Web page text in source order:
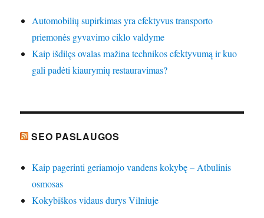
Automobilių supirkimas yra efektyvus transporto
priemonės gyvavimo ciklo valdyme
Kaip išdilęs ovalas mažina technikos efektyvumą ir kuo
gali padėti kiaurymių restauravimas?
SEO PASLAUGOS
Kaip pagerinti geriamojo vandens kokybę – Atbulinis
osmosas
Kokybiškos vidaus durys Vilniuje